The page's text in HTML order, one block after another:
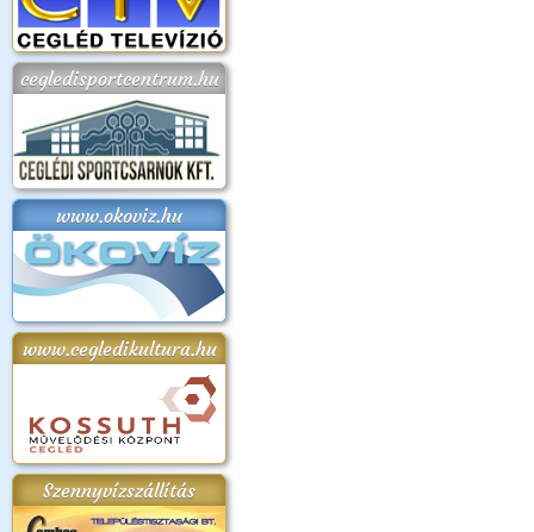
cegledisportcentrum.hu
www.okoviz.hu
www.cegledikultura.hu
Szennyvízszállítás
2018.
Kossuth Toborzó
Ünnepély
Szent István Ünnepe
(2017. 08. 20.)